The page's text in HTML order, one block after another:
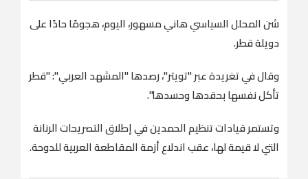
شن المحلل السياسي هاني مسهور، اليوم، هجومًا حادًا على
دويلة قطر.
وقال في تغريدة عبر "تويتر"، رصدها "المشهد العربي": "قطر
تأكل نفسها بحقدها وحسدها".
وتستمر قيادات تنظيم الحمدين في إطلاق التصريحات الرنانة
التي لا قيمة لها، عقب اندلاع أزمة المقاطعة العربية للدوحة.